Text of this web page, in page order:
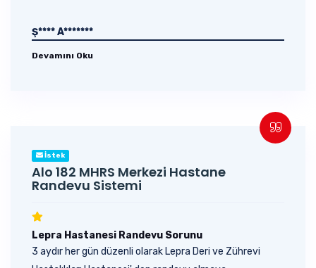
Ş**** A*******
Devamını Oku
İstek
Alo 182 MHRS Merkezi Hastane
Randevu Sistemi
Lepra Hastanesi Randevu Sorunu
3 aydır her gün düzenli olarak Lepra Deri ve Zührevi